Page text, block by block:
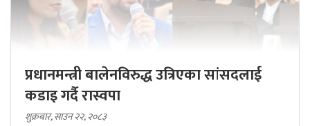
प्रधानमन्त्री बालेनविरुद्ध उत्रिएका सांसदलाई
कडाइ गर्दै रास्वपा
शुक्रबार, साउन २२, २०८३